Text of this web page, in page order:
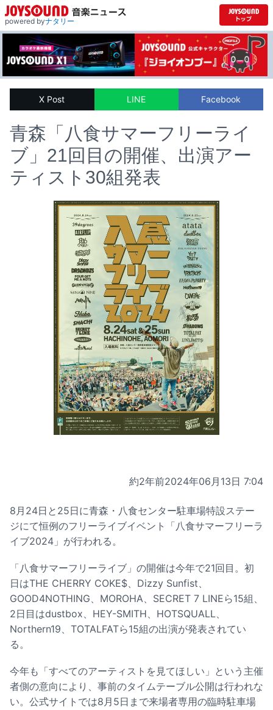
powered byナタリー
X Post LINE Facebook
青森「八食サマーフリーライ
ブ」21回目の開催、出演アー
ティスト30組発表
約2年前2024年06月13日 7:04
8月24日と25日に青森・八食センター駐車場特設ステー
ジにて恒例のフリーライブイベント「八食サマーフリーラ
イブ2024」が行われる。
「八食サマーフリーライブ」の開催は今年で21回目。初
日はTHE CHERRY COKE$、Dizzy Sunfist、
GOOD4NOTHING、MOROHA、SECRET 7 LINEら15組、
2日目はdustbox、HEY-SMITH、HOTSQUALL、
Northern19、TOTALFATら15組の出演が発表されてい
る。
今年も「すべてのアーティストを見てほしい」という主催
者側の意向により、事前のタイムテーブル公開は行われな
い。公式サイトでは8月5日まで来場者専用の臨時駐車場